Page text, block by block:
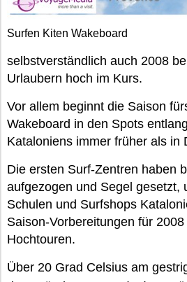
Surfen Kiten Wakeboard
selbstverständlich auch 2008
Urlaubern hoch im Kurs.
Vor allem beginnt die Saison
Wakeboard in den Spots
Kataloniens immer früher als in
Die ersten Surf-Zentren haben
aufgezogen und Segel gesetzt,
Schulen und Surfshops
Saison-Vorbereitungen für
Hochtouren.
Über 20 Grad Celsius am